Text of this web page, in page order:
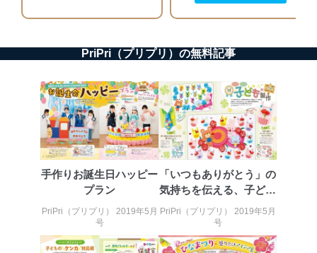
の不要なアクセスを防止しています。
機器に標準装備されているユーザー制御機能（ユ
ーザーアカウント制御）により、個人情報データ
者を識別・認証しています。
外部からの不正アクセス等の防止
個人データを取り扱う機器等のオペレーティング
システムを最新の状態に保持しています。
個人データを取り扱う機器等にセキュリティ対策
ソフトウェア等を導入し、自動更新 機能等の活用
により、これを最新状態としています。
情報システムの使用に伴う漏洩等の防止
メール等により個人データの含まれるファイルを
送信する場合に、当該ファイルへのパスワードを
設定しています。
PriPri（プリプリ）の無料記事
手作りお誕生日ハッピー
プラン
PriPri（プリプリ） 2019年5月
号
「いつもありがとう」の
気持ちを伝える、子ども
たちからの贈り物
PriPri（プリプリ） 2019年5月
号